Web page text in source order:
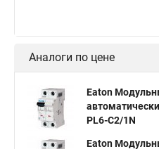
Аналоги по цене
Eaton
PL6-C2/1N
Eaton